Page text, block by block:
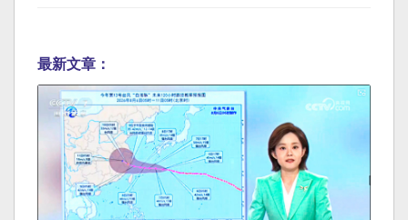
最新文章：